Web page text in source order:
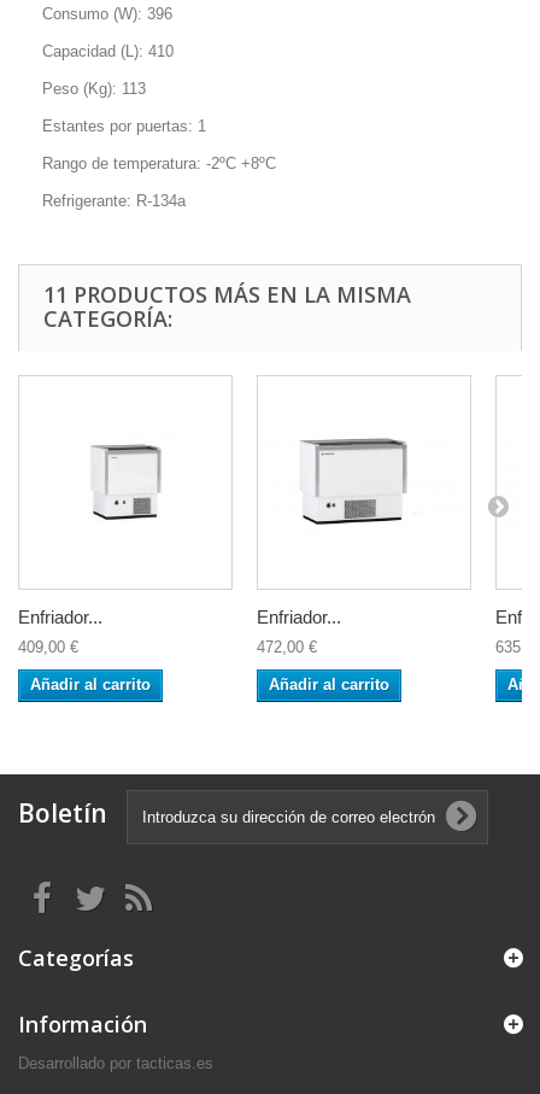
Consumo (W): 396
Capacidad (L): 410
Peso (Kg): 113
Estantes por puertas: 1
Rango de temperatura: -2ºC +8ºC
Refrigerante: R-134a
11 PRODUCTOS MÁS EN LA MISMA
CATEGORÍA:
Enfriador...
409,00 €
Añadir al carrito
Enfriador...
472,00 €
Añadir al carrito
Boletín
Categorías
Información
Desarrollado por tacticas.es